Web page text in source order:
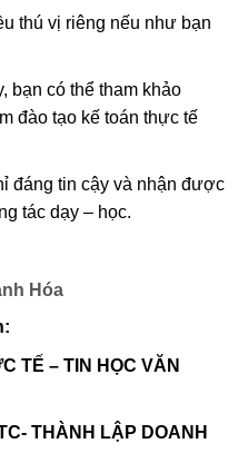
thú vị riêng nếu như bạn
bạn có thể tham khảo
đào tạo kế toán thực tế
đáng tin cậy và nhận được
tác dạy – học.
Hóa
TẾ – TIN HỌC VĂN
THÀNH LẬP DOANH